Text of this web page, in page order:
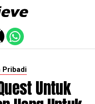
Pribadi
Untuk